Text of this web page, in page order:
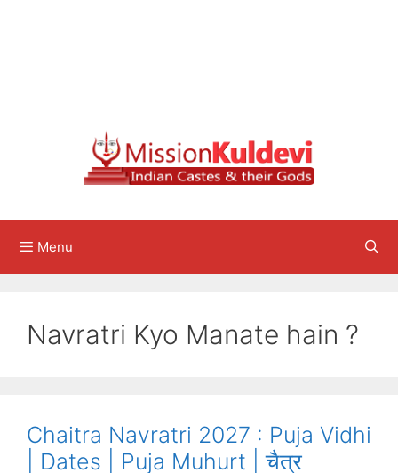
Menu
Navratri Kyo Manate hain ?
Chaitra Navratri 2027 : Puja Vidhi
| Dates | Puja Muhurt | चैत्र